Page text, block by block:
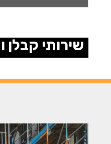
שירותי קבלן